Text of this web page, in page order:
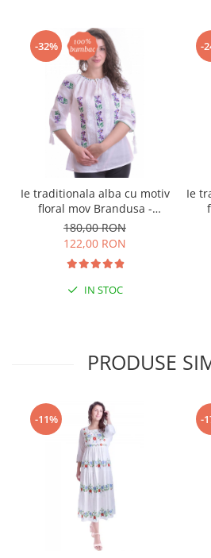
-32%
Ie traditionala alba cu motiv
floral mov Brandusa -
maneca scurta
180,00 RON
122,00 RON
IN STOC
-
Ie
PRODUSE
-11% -